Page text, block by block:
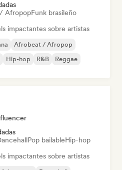
AfropopFunk brasileño
impactantes sobre artistas
Afrobeat / Afropop
Hip-hop R&B Reggae
Pop bailableHip-hop
impactantes sobre artistas